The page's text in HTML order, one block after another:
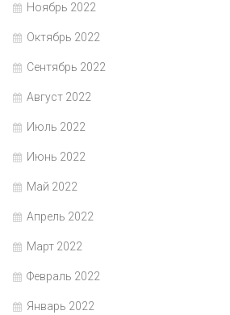
Ноябрь 2022
Октябрь 2022
Сентябрь 2022
Август 2022
Июль 2022
Июнь 2022
Май 2022
Апрель 2022
Март 2022
Февраль 2022
Январь 2022